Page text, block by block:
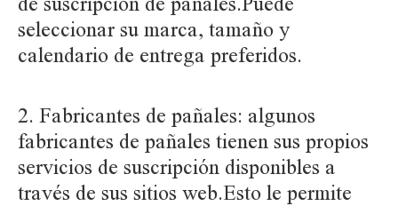
seleccionar su marca, tamaño y
calendario de entrega preferidos.
2. Fabricantes de pañales: algunos
fabricantes de pañales tienen sus propios
servicios de suscripción disponibles a
través de sus sitios web.Esto le permite